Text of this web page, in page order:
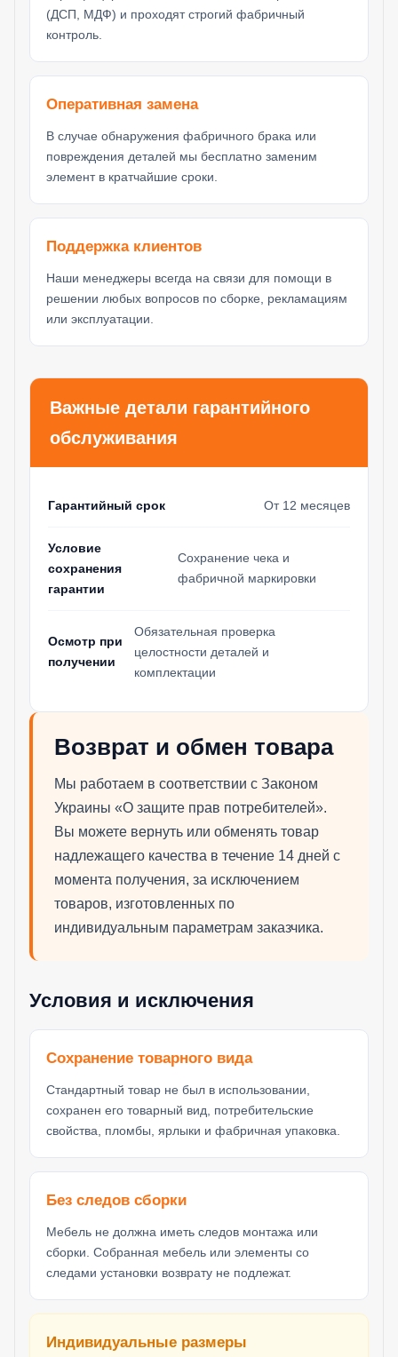
(ДСП, МДФ) и проходят строгий фабричный
контроль.
Оперативная замена
В случае обнаружения фабричного брака или
повреждения деталей мы бесплатно заменим
элемент в кратчайшие сроки.
Поддержка клиентов
Наши менеджеры всегда на связи для помощи в
решении любых вопросов по сборке, рекламациям
или эксплуатации.
Важные детали гарантийного
обслуживания
Гарантийный срок От 12 месяцев
Условие
сохранения
гарантии
Сохранение чека и
фабричной маркировки
Осмотр при
получении
Обязательная проверка
целостности деталей и
комплектации
Возврат и обмен товара
Мы работаем в соответствии с Законом
Украины «О защите прав потребителей».
Вы можете вернуть или обменять товар
надлежащего качества в течение 14 дней с
момента получения, за исключением
товаров, изготовленных по
индивидуальным параметрам заказчика.
Условия и исключения
Сохранение товарного вида
Стандартный товар не был в использовании,
сохранен его товарный вид, потребительские
свойства, пломбы, ярлыки и фабричная упаковка.
Без следов сборки
Мебель не должна иметь следов монтажа или
сборки. Собранная мебель или элементы со
следами установки возврату не подлежат.
Индивидуальные размеры